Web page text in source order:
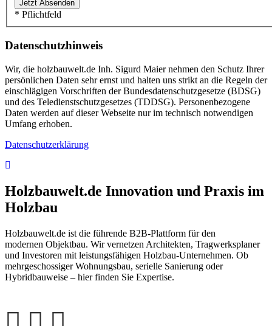
* Pflichtfeld
Datenschutzhinweis
Wir, die holzbauwelt.de Inh. Sigurd Maier nehmen den Schutz Ihrer
persönlichen Daten sehr ernst und halten uns strikt an die Regeln der
einschlägigen Vorschriften der Bundesdatenschutzgesetze (BDSG)
und des Teledienstschutzgesetzes (TDDSG). Personenbezogene
Daten werden auf dieser Webseite nur im technisch notwendigen
Umfang erhoben.
Datenschutzerklärung
Holzbauwelt.de Innovation und Praxis im
Holzbau
Holzbauwelt.de ist die führende B2B-Plattform für den
modernen Objektbau. Wir vernetzen Architekten, Tragwerksplaner
und Investoren mit leistungsfähigen Holzbau-Unternehmen. Ob
mehrgeschossiger Wohnungsbau, serielle Sanierung oder
Hybridbauweise – hier finden Sie Expertise.